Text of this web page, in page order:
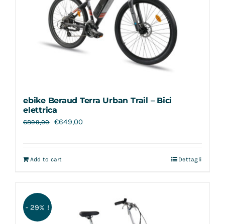
ebike Beraud Terra Urban Trail – Bici
elettrica
€899,00 €649,00
Add to cart Dettagli
- 29% !